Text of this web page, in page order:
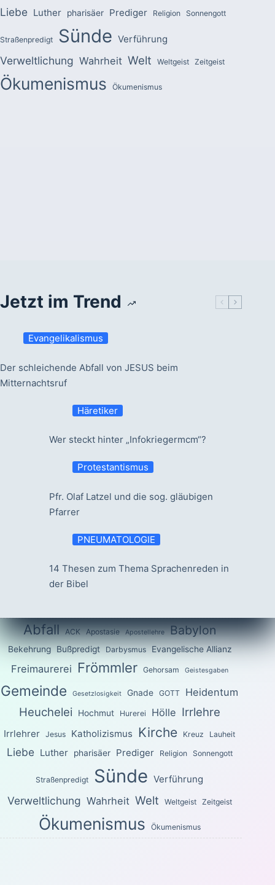
Liebe Luther pharisäer Prediger Religion Sonnengott
Straßenpredigt Sünde Verführung
Verweltlichung Wahrheit Welt Weltgeist Zeitgeist
Ökumenismus Ökumenismus
Jetzt im Trend
Evangelikalismus
Der schleichende Abfall von JESUS beim
Mitternachtsruf
Häretiker
Wer steckt hinter „Infokriegermcm“?
Protestantismus
Pfr. Olaf Latzel und die sog. gläubigen
Pfarrer
PNEUMATOLOGIE
14 Thesen zum Thema Sprachenreden in
der Bibel
Abfall ACK Apostasie Apostellehre Babylon
Bekehrung Bußpredigt Darbysmus Evangelische Allianz
Freimaurerei Frömmler Gehorsam Geistesgaben
Gemeinde Gesetzlosigkeit Gnade GOTT Heidentum
Heuchelei Hochmut Hurerei Hölle Irrlehre
Irrlehrer Jesus Katholizismus Kirche Kreuz Lauheit
Liebe Luther pharisäer Prediger Religion Sonnengott
Straßenpredigt Sünde Verführung
Verweltlichung Wahrheit Welt Weltgeist Zeitgeist
Ökumenismus Ökumenismus